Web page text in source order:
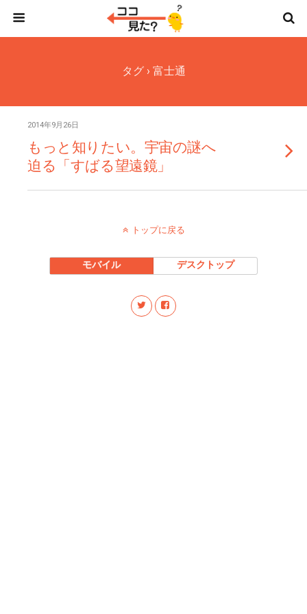
タグ › 富士通
2014年9月26日
もっと知りたい。宇宙の謎へ
迫る「すばる望遠鏡」
トップに戻る
モバイル デスクトップ